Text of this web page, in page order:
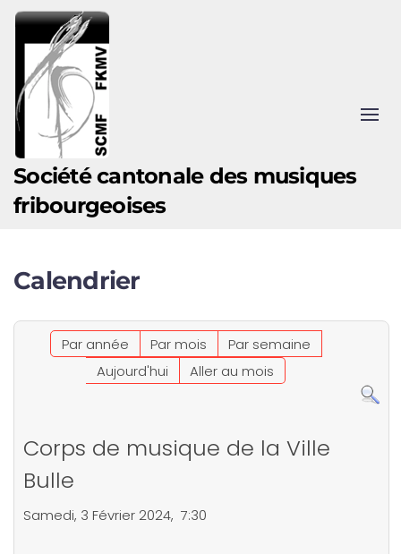
Accéder au contenu principal
Société cantonale des musiques
fribourgeoises
Calendrier
Par année Par mois
Par semaine
Aujourd'hui
Aller au mois
Corps de musique de la Ville
Bulle
Samedi, 3 Février 2024, 7:30